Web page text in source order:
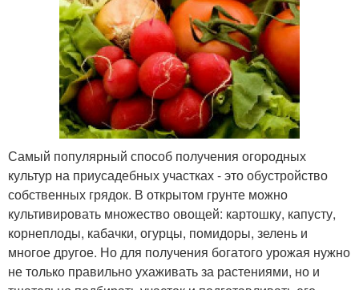
Самый популярный способ получения огородных
культур на приусадебных участках - это обустройство
собственных грядок. В открытом грунте можно
культивировать множество овощей: картошку, капусту,
корнеплоды, кабачки, огурцы, помидоры, зелень и
многое другое. Но для получения богатого урожая нужно
не только правильно ухаживать за растениями, но и